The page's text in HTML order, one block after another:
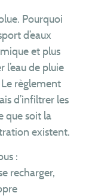
Pourquoi
d’eaux
et plus
de pluie
règlement
d’infiltrer les
que soit la
existent.
:
recharger,